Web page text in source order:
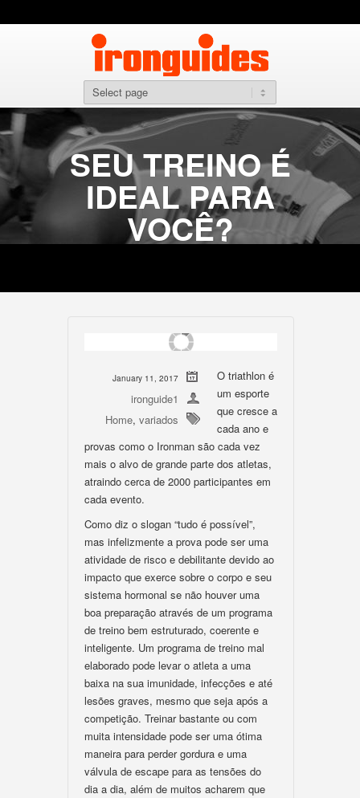
SEU TREINO É
IDEAL PARA
VOCÊ?
January 11, 2017
ironguide1
Home, variados
O triathlon é
um esporte
que cresce a
cada ano e
provas como o Ironman são cada vez
mais o alvo de grande parte dos atletas,
atraindo cerca de 2000 participantes em
cada evento.
Como diz o slogan “tudo é possível”,
mas infelizmente a prova pode ser uma
atividade de risco e debilitante devido ao
impacto que exerce sobre o corpo e seu
sistema hormonal se não houver uma
boa preparação através de um programa
de treino bem estruturado, coerente e
inteligente. Um programa de treino mal
elaborado pode levar o atleta a uma
baixa na sua imunidade, infecções e até
lesões graves, mesmo que seja após a
competição. Treinar bastante ou com
muita intensidade pode ser uma ótima
maneira para perder gordura e uma
válvula de escape para as tensões do
dia a dia, além de muitos acharem que